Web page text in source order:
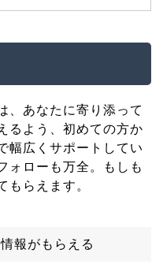
、あなたに寄り添って
るよう、初めての方か
幅広くサポートしてい
ォローも万全。もしも
もらえます。
報がもらえる